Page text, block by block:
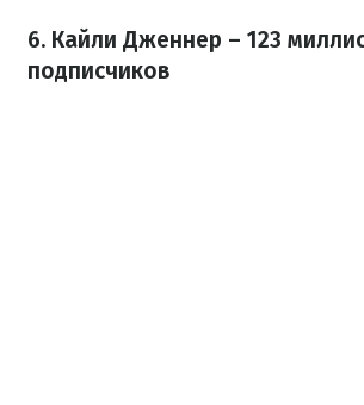
6. Кайли Дженнер – 123
подписчиков